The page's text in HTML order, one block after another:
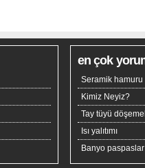
en çok
Seramik hamuru
Kimiz Neyiz?
Tay tüyü
Isı yalıtımı
Banyo